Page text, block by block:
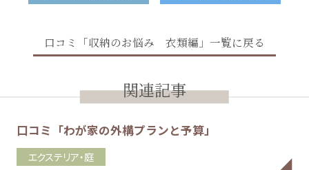
口コミ「収納のお悩み 衣類編」一覧に戻る
関連記事
口コミ「わが家の外構プランと予算」
エクステリア・庭